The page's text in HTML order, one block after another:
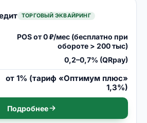
ТОРГОВЫЙ ЭКВАЙРИНГ
POS от 0 ₽/мес (бесплатно при
обороте > 200 тыс)
0,2–0,7% (QRpay)
от 1% (тариф «Оптимум плюс»
1,3%)
Подробнее